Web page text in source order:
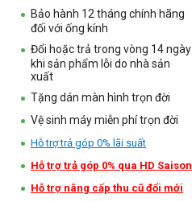
Bảo hành 12 tháng chính hãng
đối với ống kính
Đổi hoặc trả trong vòng 14 ngày
khi sản phẩm lỗi do nhà sản
xuất
Tặng dán màn hình trọn đời
Vệ sinh máy miễn phí trọn đời
Hỗ trợ trả góp 0% lãi suất
Hỗ trợ trả góp 0% qua HD Saison
Hỗ trợ nâng cấp thu cũ đổi mới